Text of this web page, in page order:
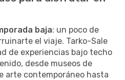
baja: un poco de
el viaje. Tarko-Sale
de experiencias bajo techo
desde museos de
arte contemporáneo hasta